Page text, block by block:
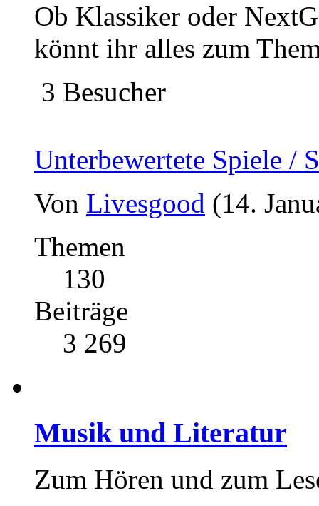
Ob Klassiker oder
könnt ihr alles zum
3 Besucher
Unterbewertete Spiele /
Von Livesgood (14.
Themen
130
Beiträge
3 269
Musik und Literatur
Zum Hören und zum